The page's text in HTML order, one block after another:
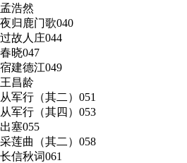
孟浩然
夜归鹿门歌040
过故人庄044
春晓047
宿建德江049
王昌龄
从军行（其二） 051
从军行（其四） 053
出塞055
采莲曲（其二） 058
长信秋词061